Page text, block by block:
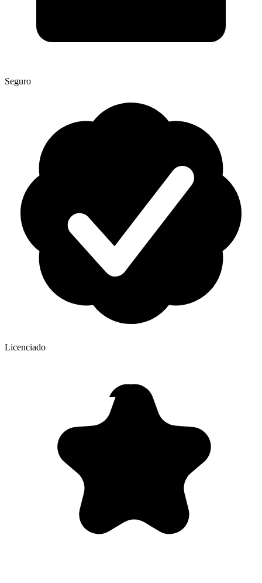
Seguro
Licenciado